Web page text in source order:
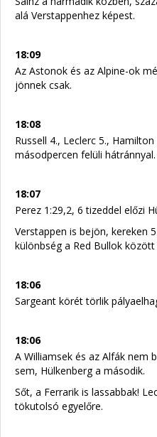
alá Verstappenhez képest.
18:09
Az Astonok és az Alpine-ok
jönnek csak.
18:08
Russell 4., Leclerc 5.,
másodpercen felüli hátránnyal.
18:07
Perez 1:29,2, 6 tizeddel előzi
Verstappen is bejön, kereken
különbség a Red Bullok között
18:06
Sargeant körét törlik
18:06
A Williamsek és az Alfák nem
sem, Hülkenberg a második.
Sőt, a Ferrarik is lassabbak!
tökutolsó egyelőre.